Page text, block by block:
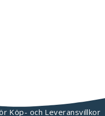
Köp- och Leveransvillkor